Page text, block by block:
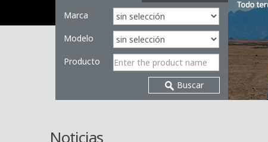
Marca
Modelo
Producto
Buscar
Noticias